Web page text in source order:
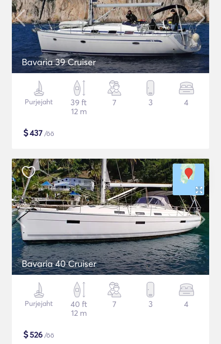
Bavaria 39 Cruiser
Purjejaht
39 ft
12 m
7 3 4
$437 /öö
Bavaria 40 Cruiser
Purjejaht
40 ft
12 m
7 3 4
$526 /öö